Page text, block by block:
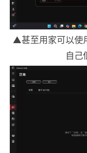
▲甚至用家可以使
自己